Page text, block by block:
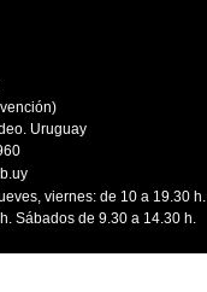
Uruguay
viernes: de 10 a 19.30 h.
Sábados de 9.30 a 14.30 h.